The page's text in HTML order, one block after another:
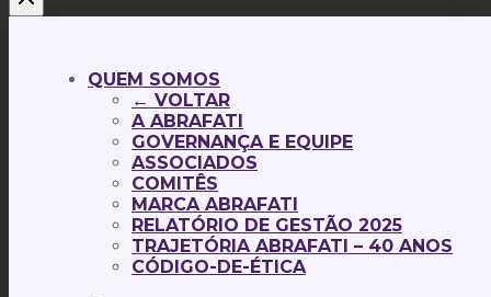
QUEM SOMOS
← VOLTAR
A ABRAFATI
GOVERNANÇA E EQUIPE
ASSOCIADOS
COMITÊS
MARCA ABRAFATI
RELATÓRIO DE GESTÃO 2025
TRAJETÓRIA ABRAFATI – 40 ANOS
CÓDIGO-DE-ÉTICA